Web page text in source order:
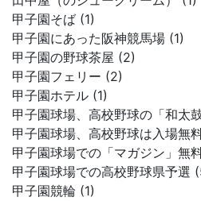
甲子園そば (1)
甲子園にあった阪神競馬場 (1)
甲子園の野球茶屋 (2)
甲子園フェリー (2)
甲子園ホテル (1)
甲子園球場、高校野球の「和太
甲子園球場、高校野球は入場無
甲子園球場での「マガジン」無
甲子園球場での高校野球県予選
甲子園競輪 (1)